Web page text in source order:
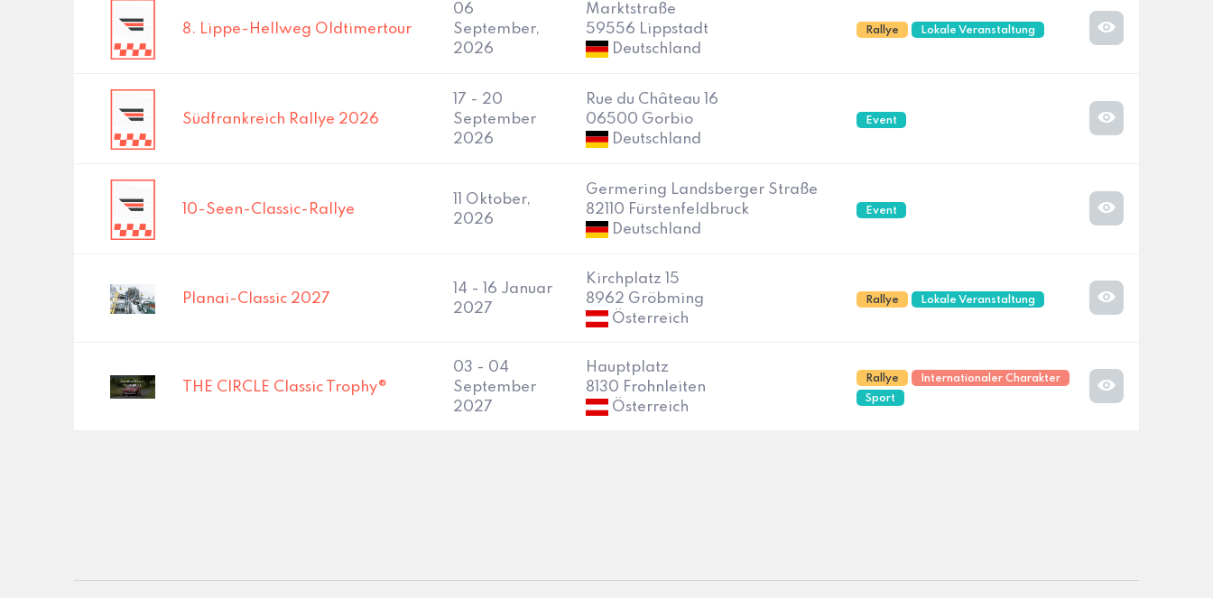
8. Lippe-Hellweg Oldtimertour
06
September,
2026
Marktstraße
59556 Lippstadt
Deutschland
Rallye Lokale Veranstaltung
Südfrankreich Rallye 2026
17 - 20
September
2026
Rue du Château 16
06500 Gorbio
Deutschland
Event
10-Seen-Classic-Rallye
11 Oktober,
2026
Germering Landsberger Straße
82110 Fürstenfeldbruck
Deutschland
Event
Planai-Classic 2027
14 - 16 Januar
2027
Kirchplatz 15
8962 Gröbming
Österreich
Rallye Lokale Veranstaltung
THE CIRCLE Classic Trophy®
03 - 04
September
2027
Hauptplatz
8130 Frohnleiten
Österreich
Rallye
Internationaler Charakter
Sport